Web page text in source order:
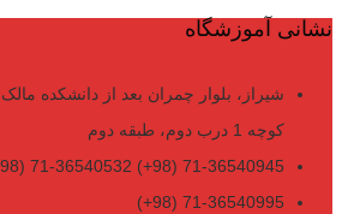
نشانی آموزشگاه
شیراز، بلوار چمران بعد از دانشکده
کوچه 1 درب دوم، طبقه دوم
71-36540945 (98+) 71-36540532 (98+)
71-36540995 (98+)